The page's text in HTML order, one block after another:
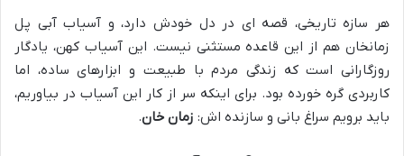
هر سازه تاریخی، قصه ای در دل خودش دارد، و آسیاب آبی پل
زمانخان هم از این قاعده مستثنی نیست. این آسیاب کهن، یادگار
روزگارانی است که زندگی مردم با طبیعت و ابزارهای ساده، اما
کاربردی گره خورده بود. برای اینکه سر از کار این آسیاب در بیاوریم،
باید برویم سراغ بانی و سازنده اش: زمان خان.